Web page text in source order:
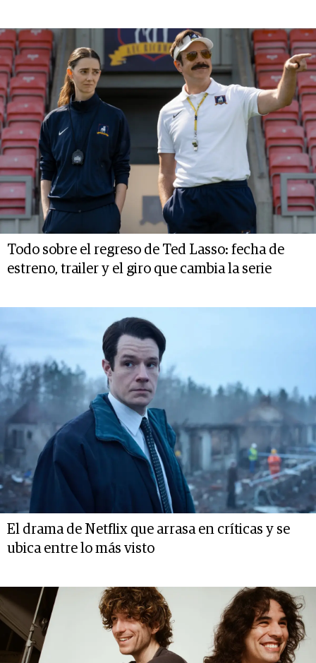
Todo sobre el regreso de Ted Lasso: fecha de
estreno, trailer y el giro que cambia la serie
El drama de Netflix que arrasa en críticas y se
ubica entre lo más visto